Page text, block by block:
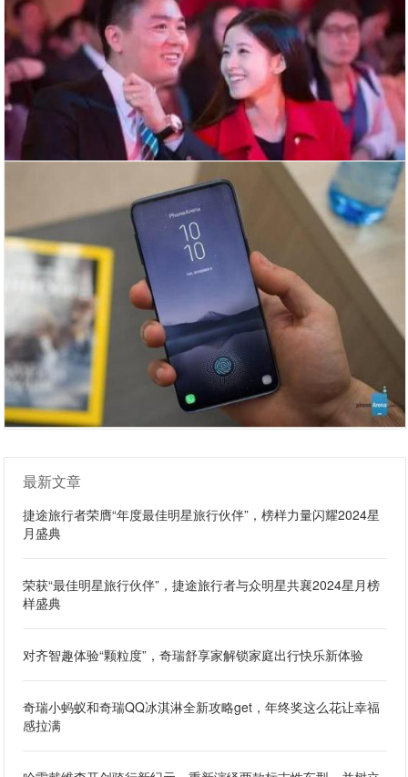
最新文章
捷途旅行者荣膺“年度最佳明星旅行伙伴”，榜样力量闪耀2024星
月盛典
荣获“最佳明星旅行伙伴”，捷途旅行者与众明星共襄2024星月榜
样盛典
对齐智趣体验“颗粒度”，奇瑞舒享家解锁家庭出行快乐新体验
奇瑞小蚂蚁和奇瑞QQ冰淇淋全新攻略get，年终奖这么花让幸福
感拉满